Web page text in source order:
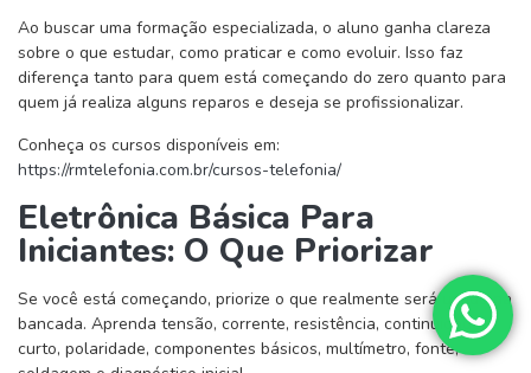
Ao buscar uma formação especializada, o aluno ganha clareza
sobre o que estudar, como praticar e como evoluir. Isso faz
diferença tanto para quem está começando do zero quanto para
quem já realiza alguns reparos e deseja se profissionalizar.
Conheça os cursos disponíveis em:
https://rmtelefonia.com.br/cursos-telefonia/
Eletrônica Básica Para
Iniciantes: O Que Priorizar
Se você está começando, priorize o que realmente será usado na
bancada. Aprenda tensão, corrente, resistência, continuidade,
curto, polaridade, componentes básicos, multímetro, fonte,